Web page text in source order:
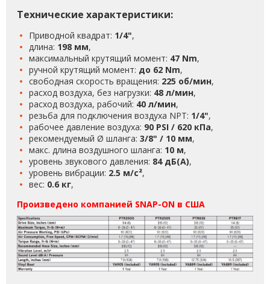
Технические характеристики:
Приводной квадрат: 1/4",
длина: 198 мм,
максимальный крутящий момент: 47 Nm,
ручной крутящий момент: до 62 Nm,
свободная скорость вращения: 225 об/мин,
расход воздуха, без нагрузки: 48 л/мин,
расход воздуха, рабочий: 40 л/мин,
резьба для подключения воздуха NPT: 1/4",
рабочее давление воздуха: 90 PSI / 620 кПа,
рекомендуемый Ø шланга: 3/8" / 10 мм,
макс. длина воздушного шланга: 10 м,
уровень звукового давления: 84 дБ(А),
уровень вибрации: 2.5 м/с²,
вес: 0.6 кг,
Произведено компанией SNAP-ON в США